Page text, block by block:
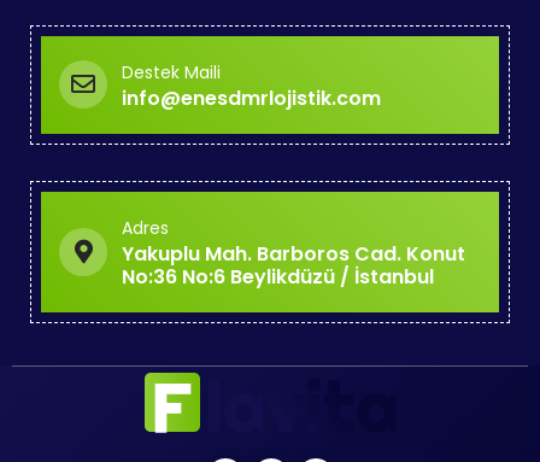
Destek Maili
info@enesdmrlojistik.com
Adres
Yakuplu Mah. Barboros Cad. Konut
No:36 No:6 Beylikdüzü / İstanbul